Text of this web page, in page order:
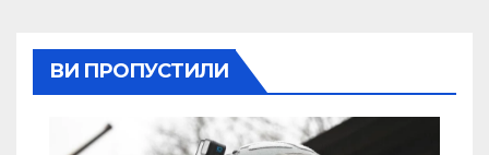
ВИ ПРОПУСТИЛИ